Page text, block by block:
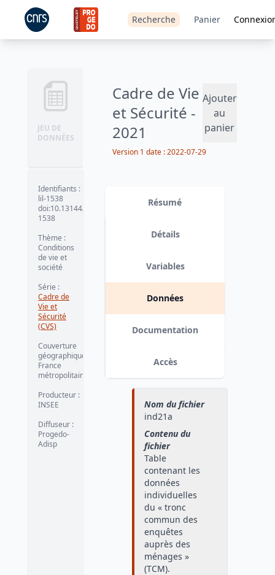
Recherche Panier
JEU DE
DONNÉES
Cadre de Vie
et Sécurité -
2021
Ajouter
au
panier
Version 1 date :2022-07-29
Identifiants :
lil-1538
doi:10.13144/lil-
1538
Thème :
Conditions
de vie et
société
Série :
Cadre de
Vie et
Sécurité
(CVS)
Couverture
géographique
France
métropolitaine
Producteur :
INSEE
Diffuseur :
Progedo-
Adisp
Résumé
Détails
Variables
Données
Documentation
Accès
Nom du fichier
ind21a
Contenu du
fichier
Table
contenant les
données
individuelles
du « tronc
commun des
enquêtes
auprès des
ménages »
(TCM).